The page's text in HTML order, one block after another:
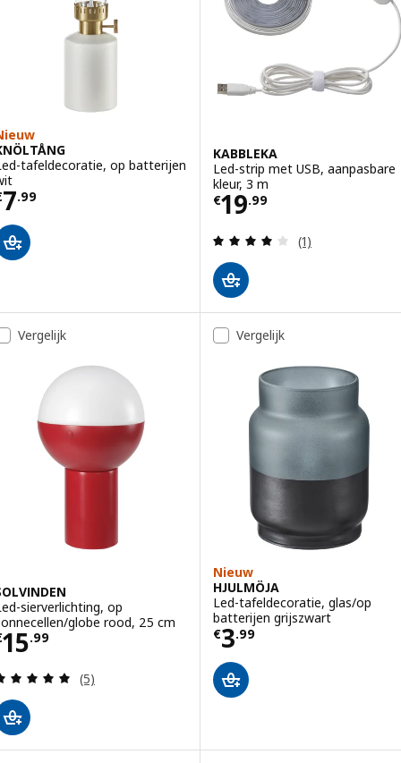
tafeldecoratie, op batterijen
7.99 € 7.99
KABBLEKA
Led-strip met USB, aanpasbare
kleur, 3 m
€19.99
Prijs € 19.99
Beoordeling: 4
(1)
Vergelijk
sierverlichting, op
globe rood, 25 cm
15.99€ 15.99
Beoordeling: 5 van 5 sterren. Totaal
(5)
Vergelijk
Nieuw
HJULMÖJA
Led-tafeldecoratie, glas/op
batterijen grijszwart
€3.99
Prijs € 3.99